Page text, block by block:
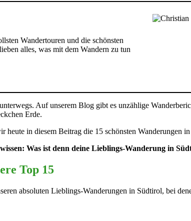
Wandertouren und die schönsten
alles, was mit dem Wandern zu tun
Auf unserem Blog gibt es unzählige
Erde.
in diesem Beitrag die 15 schönsten Wanderungen
Was ist denn deine Lieblings-Wanderung in
Top 15
absoluten Lieblings-Wanderungen in Südtirol, bei